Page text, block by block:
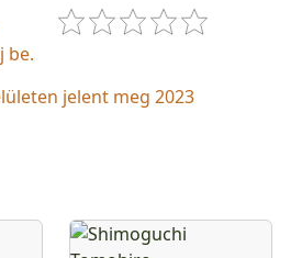
be.
jelent meg 2023